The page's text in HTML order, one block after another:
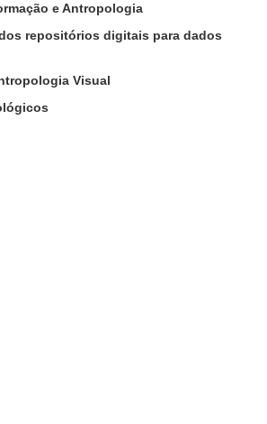
e Antropologia
repositórios digitais para dados
Visual